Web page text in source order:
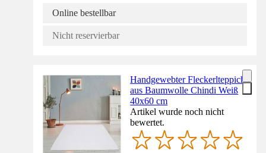
Online bestellbar
Nicht reservierbar
Handgewebter Fleckerlteppich
aus Baumwolle Chindi Weiß
40x60 cm
Artikel wurde noch nicht
bewertet.